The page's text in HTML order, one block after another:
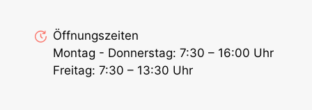
Öffnungszeiten
Montag - Donnerstag: 7:30 – 16:00 Uhr
Freitag: 7:30 – 13:30 Uhr